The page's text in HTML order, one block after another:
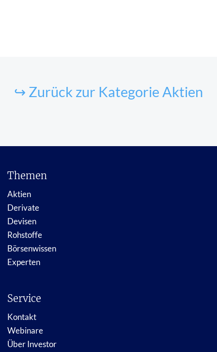
↪ Zurück zur Kategorie Aktien
Themen
Aktien
Derivate
Devisen
Rohstoffe
Börsenwissen
Experten
Service
Kontakt
Webinare
Über Investor